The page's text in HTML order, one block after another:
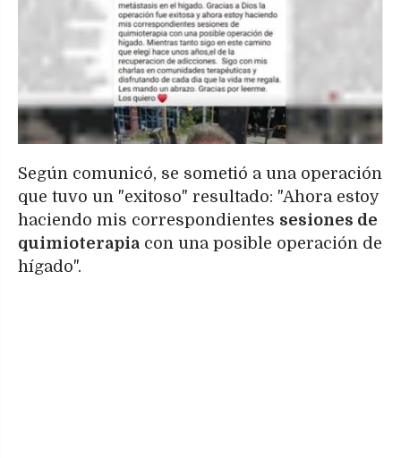
Según comunicó, se sometió a una operación
que tuvo un "exitoso" resultado: "Ahora estoy
haciendo mis correspondientes sesiones de
quimioterapia con una posible operación de
hígado".